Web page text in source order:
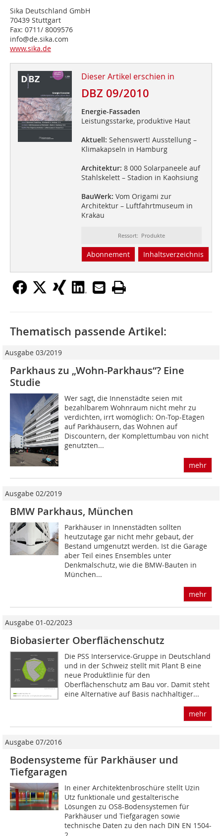
Sika Deutschland GmbH
70439 Stuttgart
Fax: 0711/ 8009576
info@de.sika.com
www.sika.de
Dieser Artikel erschien in
DBZ 09/2010
Energie-Fassaden
Leistungsstarke, produktive Haut
Aktuell: Sehenswert! Ausstellung –
Klimakapseln in Hamburg
Architektur: 8 000 Solarpaneele auf
Stahlskelett – Stadion in Kaohsiung
BauWerk: Vom Origami zur
Architektur – Luftfahrtmuseum in
Krakau
Ressort: Produkte
Abonnement Inhaltsverzeichnis
Thematisch passende Artikel:
Ausgabe 03/2019
Parkhaus zu „Wohn-Parkhaus“? Eine
Studie
Wer sagt, die Innenstädte seien mit
bezahlbarem Wohnraum nicht mehr zu
verdichten, irrt womöglich: On-Top-Etagen
auf Parkhäusern, das Wohnen auf
Discountern, der Komplettumbau von nicht
genutzten...
mehr
Ausgabe 02/2019
BMW Parkhaus, München
Parkhäuser in Innenstädten sollten
heutzutage gar nicht mehr gebaut, der
Bestand um­genutzt werden. Ist die Garage
aber Teil eines En­sembles unter
Denkmalschutz, wie die BMW-Bauten in
München...
mehr
Ausgabe 01-02/2023
Biobasierter Oberflächenschutz
Die PSS Interservice-Gruppe in Deutschland
und in der Schweiz stellt mit Plant B eine
neue Produktlinie für den
Oberflächenschutz am Bau vor. Damit steht
eine Alternative auf Basis nachhaltiger...
mehr
Ausgabe 07/2016
Bodensysteme für Parkhäuser und
Tiefgaragen
In einer Architektenbroschüre stellt Uzin
Utz funktionale und gestalterische
Lösungen zu OS8-Bodensystemen für
Parkhäuser und Tiefgaragen sowie
technische Daten zu den nach DIN EN 1504-